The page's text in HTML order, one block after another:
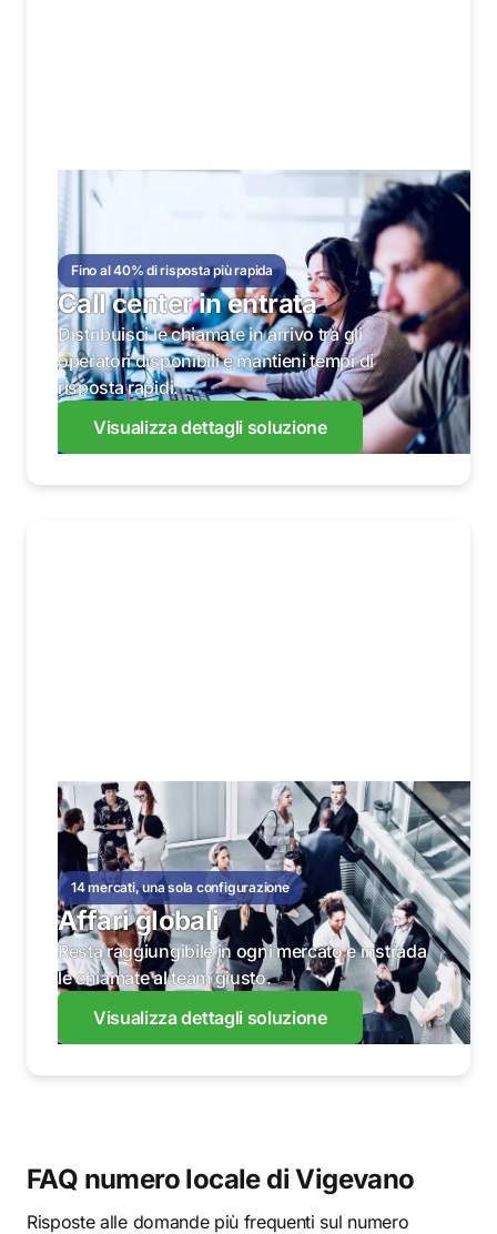
Fino al 40% di risposta più rapida
Call center in entrata
Distribuisci le chiamate in arrivo tra gli
operatori disponibili e mantieni tempi di
risposta rapidi.
Visualizza dettagli soluzione
14 mercati, una sola configurazione
Affari globali
Resta raggiungibile in ogni mercato e instrada
le chiamate al team giusto.
Visualizza dettagli soluzione
FAQ numero locale di Vigevano
Risposte alle domande più frequenti sul numero